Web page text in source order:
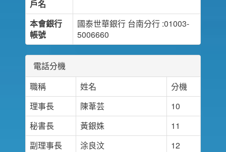
戶名
本會銀行
帳號
國泰世華銀行 台南分行 :01003-
5006660
電話分機
職稱
姓名
分機
理事長
陳葦芸
10
秘書長
黃銀姝
11
副理事長
涂良汶
12